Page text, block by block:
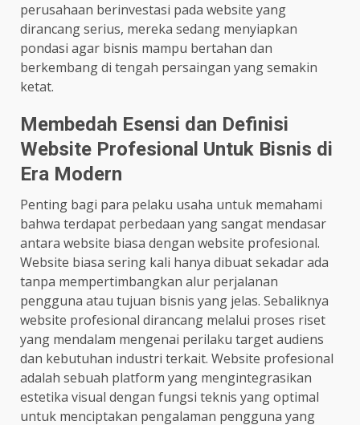
perusahaan berinvestasi pada website yang
dirancang serius, mereka sedang menyiapkan
pondasi agar bisnis mampu bertahan dan
berkembang di tengah persaingan yang semakin
ketat.
Membedah Esensi dan Definisi
Website Profesional Untuk Bisnis di
Era Modern
Penting bagi para pelaku usaha untuk memahami
bahwa terdapat perbedaan yang sangat mendasar
antara website biasa dengan website profesional.
Website biasa sering kali hanya dibuat sekadar ada
tanpa mempertimbangkan alur perjalanan
pengguna atau tujuan bisnis yang jelas. Sebaliknya
website profesional dirancang melalui proses riset
yang mendalam mengenai perilaku target audiens
dan kebutuhan industri terkait. Website profesional
adalah sebuah platform yang mengintegrasikan
estetika visual dengan fungsi teknis yang optimal
untuk menciptakan pengalaman pengguna yang